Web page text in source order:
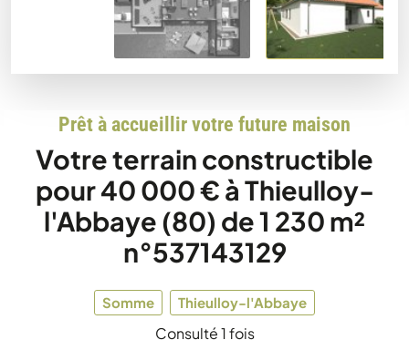
Prêt à accueillir votre future maison
Votre terrain constructible
pour 40 000 € à Thieulloy-
l'Abbaye (80) de 1 230 m²
n°537143129
Somme Thieulloy-l'Abbaye
Consulté 1 fois